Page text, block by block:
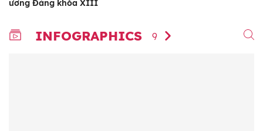
ương Đảng khóa XIII
INFOGRAPHICS 9